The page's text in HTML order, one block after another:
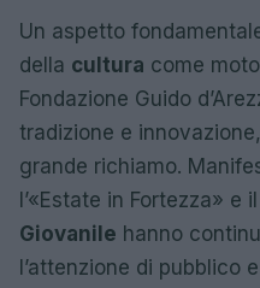
Un aspetto
della cultura come
Fondazione Guido
tradizione e
grande richiamo.
l’«Estate in Fortezza» e il
Giovanile hanno
l’attenzione di pubblico